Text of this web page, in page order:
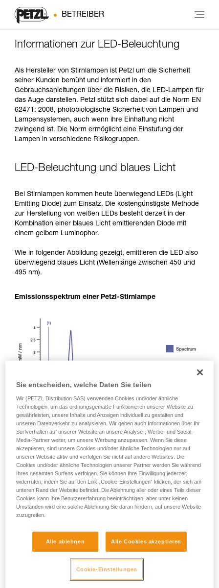
BETREIBER
Informationen zur LED-Beleuchtung
Als Hersteller von Stirnlampen ist Petzl um die Sicherheit
seiner Kunden bemüht und informiert in den
Gebrauchsanleitungen über die Risiken, die LED-Lampen für
das Auge darstellen. Petzl stützt sich dabei auf die Norm EN
62471: 2008, photobiologische Sicherheit von Lampen und
Lampensystemen, auch wenn ihre Einhaltung nicht
zwingend ist. Die Norm ermöglicht eine Einstufung der
Lampen in verschiedene Risikogruppen.
LED-Beleuchtung und blaues Licht
Bei Stirnlampen kommen heute überwiegend LEDs (Light
Emitting Diode) zum Einsatz. Die kostengünstigste Methode
zur Herstellung von weißen LEDs besteht derzeit in der
Kombination einer blaues Licht emittierenden Diode mit
einem gelbem Luminophor.
Wie in folgender Abbildung gezeigt, emittieren die LED also
überwiegend blaues Licht (Wellenlänge zwischen 450 und
495 nm).
Emissionsspektrum einer Petzl-Stirnlampe
Bei direkter, wiederholter, hoher Exposition kann blaues Licht
dem Auge Schaden zufügen: toxische Belastung der
Netzhaut, Verschlimmerung der altersbedingten
Makuladegeneration (AMD), Blendung. Diese Risiken sind
umso gravierender für Kinder, da sie noch empfindlicher
Daher sieht es Petzl als Hersteller von Stirnlampen als seine
bei normalem Gebrauch der Stirnlampen
Sie entscheiden, welche Daten Sie teilen
Wir (PETZL Distribution SAS) verwenden Cookies und/oder ähnliche
Technologien, um das ordnungsgemäße Funktionieren unserer Website zu
gewährleisten, unsere Inhalte und Anzeigen individuell zu gestalten und
unseren Datenverkehr zu analysieren. Wir geben auch Informationen über Ihr
Surfverhalten auf unserer Website an unsere Analyse-, Werbe- und Social-
Media-Partner weiter, um unsere Werbung anzupassen. Wenn Sie diese
akzeptieren, sind unsere Cookies und/oder ähnliche Technologien nur auf
unserer Website aktiv und verfolgen Sie nicht auf andere Websites. Die
Cookies und/oder ähnliche Technologien unserer Partner werden Sie während
Ihres gesamten Surfens verfolgen. Sie können Ihre Einwilligung jederzeit
widerrufen, indem Sie auf den Link „Cookie-Einstellungen“ klicken, der sich am
unteren Rand der Website befindet. Die Ablehnung aller oder eines Teils dieser
Cookies kann Ihre Benutzererfahrung beeinträchtigen, aber unter keinen
Umständen wird eine solche Ablehnung Sie daran hindern, auf unsere Website
zuzugreifen.
Alle ablehnen Alle Cookies akzeptieren
Cookie-Einstellungen